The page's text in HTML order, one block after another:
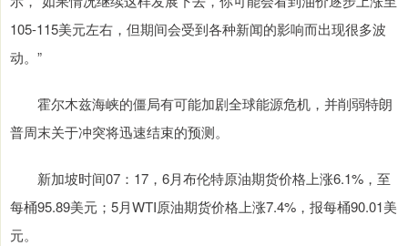
105-115美元左右，但期间会受到各种新闻的影响而出现很多波
动。”
霍尔木兹海峡的僵局有可能加剧全球能源危机，并削弱特朗
普周末关于冲突将迅速结束的预测。
新加坡时间07：17，6月布伦特原油期货价格上涨6.1%，至
每桶95.89美元；5月WTI原油期货价格上涨7.4%，报每桶90.01美
元。